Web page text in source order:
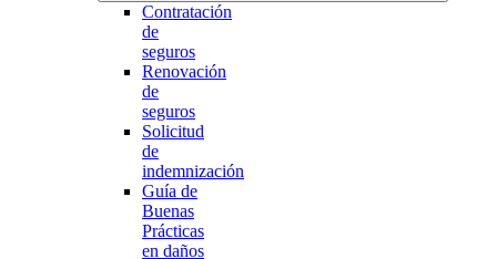
Contratación
de
seguros
Renovación
de
seguros
Solicitud
de
indemnización
Guía de
Buenas
Prácticas
en daños